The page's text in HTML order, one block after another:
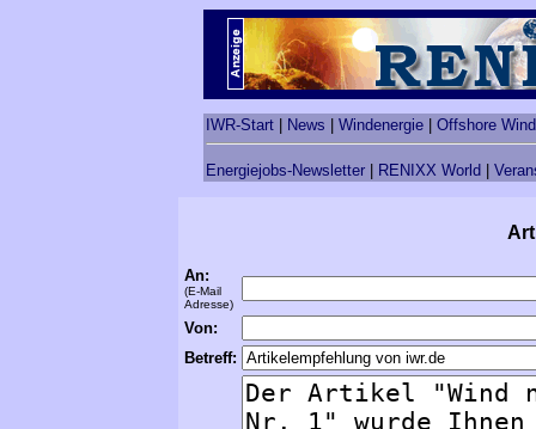
IWR-Start News Windenergie Offshore
Energiejobs-Newsletter RENIXX World
An:
(E-Mail
Adresse)
Von:
Betreff: